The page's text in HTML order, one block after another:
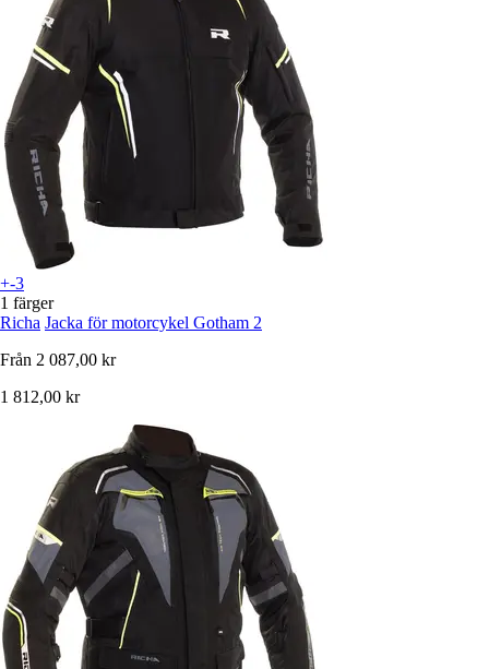
+-3
1 färger
Richa Jacka för motorcykel Gotham 2
Från 2 087,00 kr
1 812,00 kr